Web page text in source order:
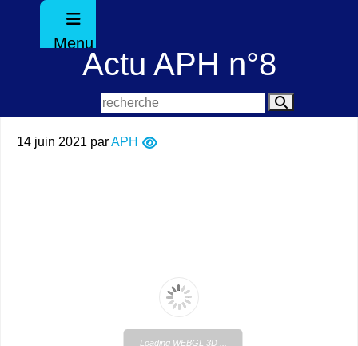
Menu
Actu APH n°8
14 juin 2021 parAPH
Loading WEBGL 3D ...